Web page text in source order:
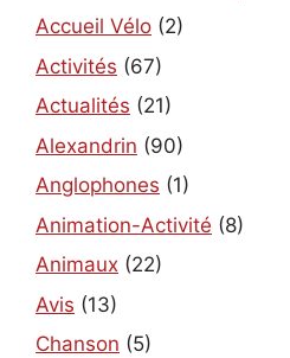
Accueil Vélo (2)
Activités (67)
Actualités (21)
Alexandrin (90)
Anglophones (1)
Animation-Activité (8)
Animaux (22)
Avis (13)
Chanson (5)